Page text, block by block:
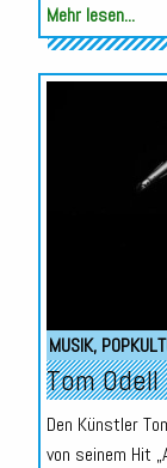
Mehr lesen...
MUSIK,
Tom
Den Künstler
von seinem Hit